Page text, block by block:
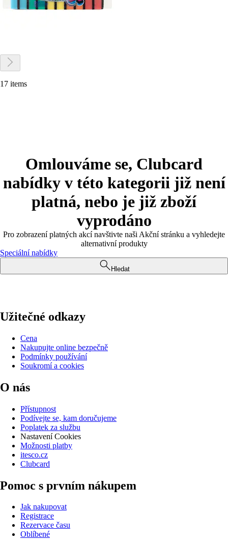
17 items
Omlouváme se, Clubcard
nabídky v této kategorii již není
platná, nebo je již zboží
vyprodáno
Pro zobrazení platných akcí navštivte naši Akční stránku a vyhledejte
alternativní produkty
Speciální nabídky
Hledat
Užitečné odkazy
Cena
Nakupujte online bezpečně
Podmínky používání
Soukromí a cookies
O nás
Přístupnost
Podívejte se, kam doručujeme
Poplatek za službu
Nastavení Cookies
Možnosti platby
itesco.cz
Clubcard
Pomoc s prvním nákupem
Jak nakupovat
Registrace
Rezervace času
Oblíbené